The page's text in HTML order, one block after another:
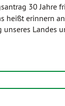
30 Jahre
heißt erinnern
Landes